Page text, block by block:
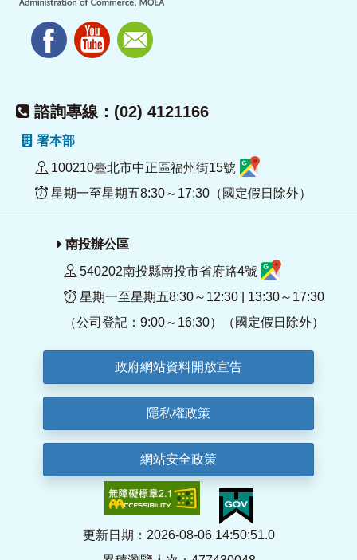
諮詢專線：(02) 4121166
署本部
100210臺北市中正區福州街15號
星期一至星期五8:30～17:30（國定假日除外）
南投辦公區
540202南投縣南投市省府路4號
星期一至星期五8:30～12:30 | 13:30～17:30
（公司登記：9:00～16:30）（國定假日除外）
政府網站資料開放宣告
隱私權政策
網站安全政策
更新日期：2026-08-06 14:50:51.0